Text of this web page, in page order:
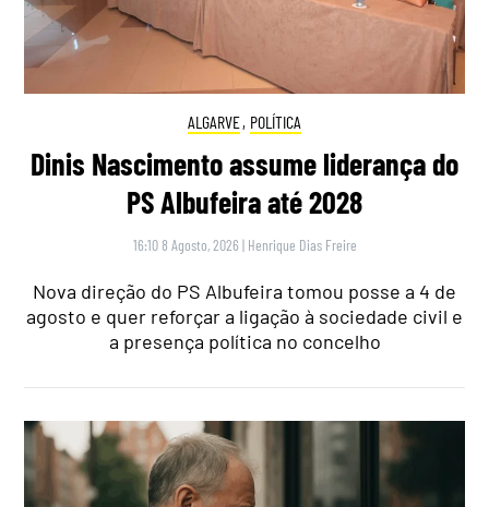
ALGARVE, POLÍTICA
Dinis Nascimento assume liderança do
PS Albufeira até 2028
16:10 8 Agosto, 2026 | Henrique Dias Freire
Nova direção do PS Albufeira tomou posse a 4 de
agosto e quer reforçar a ligação à sociedade civil e
a presença política no concelho